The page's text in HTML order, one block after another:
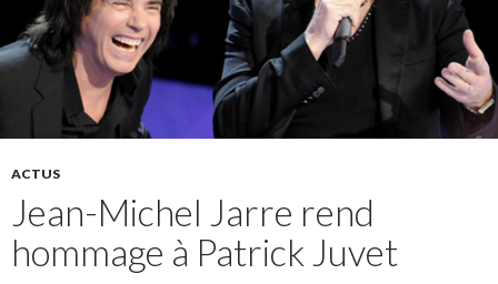
ACTUS
Jean-Michel Jarre rend
hommage à Patrick Juvet